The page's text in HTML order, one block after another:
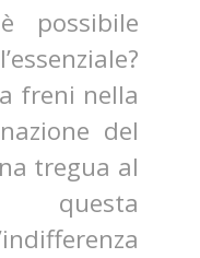
possibile
freni nella
del
tregua al
questa